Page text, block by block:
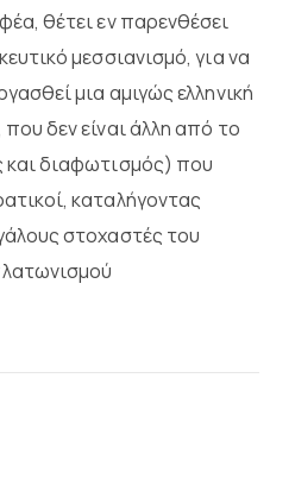
θέτει εν παρενθέσει
μεσσιανισμό, για να
μια αμιγώς ελληνική
δεν είναι άλλη από το
και διαφωτισμός) που
καταλήγοντας
στοχαστές του